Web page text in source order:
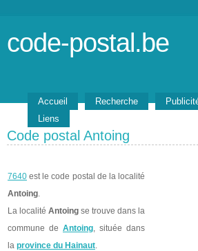
code-postal.be
Accueil Recherche
Liens
Code postal Antoing
7640 est le code postal de la localité
Antoing.
La localité Antoing se trouve dans la
commune de Antoing, située dans
la province du Hainaut.